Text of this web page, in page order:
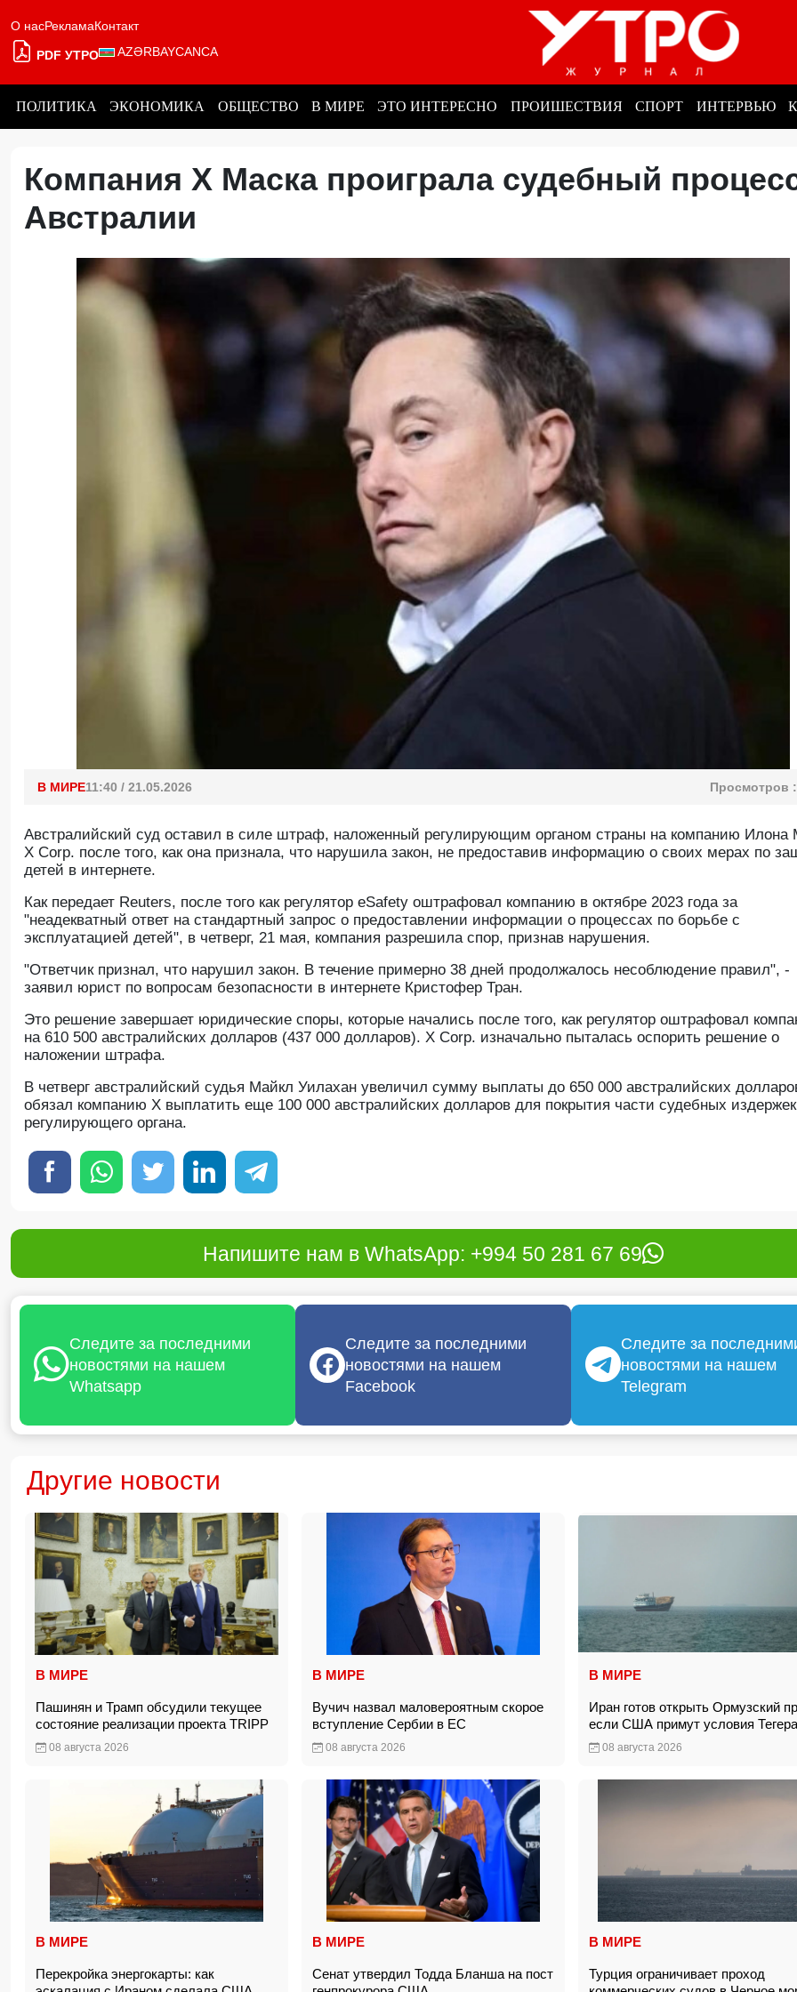
О насРекламаКонтакт
PDF УТРО AZƏRBAYCANCA
ПОЛИТИКА ЭКОНОМИКА ОБЩЕСТВО В МИРЕ ЭТО ИНТЕРЕСНО ПРОИШЕСТВИЯ СПОРТ ИНТЕРВЬЮ
Компания X Маска проиграла судебный
Австралии
В МИРЕ11:40 / 21.05.2026 Просмотров :
Австралийский суд оставил в силе штраф, наложенный регулирующим органом страны на компанию Илона
X Corp. после того, как она признала, что нарушила закон, не предоставив информацию о своих мерах по
детей в интернете.
Как передает Reuters, после того как регулятор eSafety оштрафовал компанию в октябре 2023 года за
"неадекватный ответ на стандартный запрос о предоставлении информации о процессах по борьбе с
эксплуатацией детей", в четверг, 21 мая, компания разрешила спор, признав нарушения.
"Ответчик признал, что нарушил закон. В течение примерно 38 дней продолжалось несоблюдение правил", -
заявил юрист по вопросам безопасности в интернете Кристофер Тран.
Это решение завершает юридические споры, которые начались после того, как регулятор оштрафовал
на 610 500 австралийских долларов (437 000 долларов). X Corp. изначально пыталась оспорить решение о
наложении штрафа.
В четверг австралийский судья Майкл Уилахан увеличил сумму выплаты до 650 000 австралийских
обязал компанию X выплатить еще 100 000 австралийских долларов для покрытия части судебных издержек
регулирующего органа.
Напишите нам в WhatsApp: +994 50 281 67 69
Следите за последними
новостями на нашем
Whatsapp
Следите за последними
новостями на нашем
Facebook
Следите за
новостями на нашем
Telegram
Другие новости
В МИРЕ
Пашинян и Трамп обсудили текущее
состояние реализации проекта TRIPP
08 августа 2026
В МИРЕ
Вучич назвал маловероятным скорое
вступление Сербии в ЕС
08 августа 2026
В МИРЕ
Иран готов открыть Ормузский
если США примут условия
08 августа 2026
В МИРЕ
Перекройка энергокарты: как
В МИРЕ
Сенат утвердил Тодда Бланша на пост
В МИРЕ
Турция ограничивает проход